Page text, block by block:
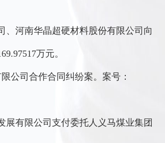
、河南华晶超硬材料股份有限公司向
万元。
公司合作合同纠纷案。案号：
展有限公司支付委托人义马煤业集团